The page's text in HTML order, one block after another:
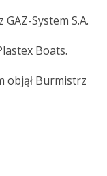
System S.A.
Boats.
objął Burmistrz